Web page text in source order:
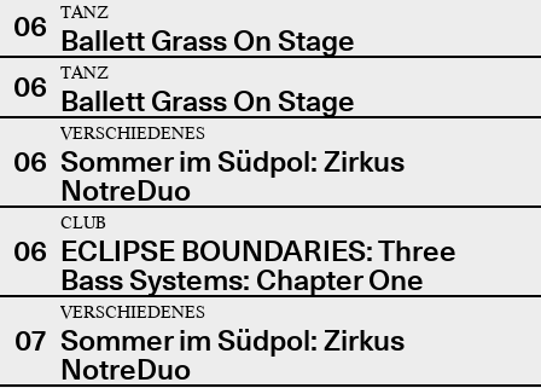
06
TANZ
Ballett Grass On Stage
06
TANZ
Ballett Grass On Stage
06
VERSCHIEDENES
Sommer im Südpol: Zirkus
NotreDuo
06
CLUB
ECLIPSE BOUNDARIES: Three
Bass Systems: Chapter One
07
VERSCHIEDENES
Sommer im Südpol: Zirkus
NotreDuo